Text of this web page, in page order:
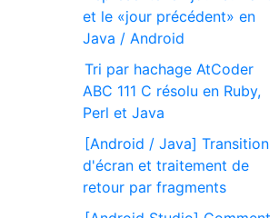
et le «jour précédent» en
Java / Android
Tri par hachage AtCoder
ABC 111 C résolu en Ruby,
Perl et Java
[Android / Java] Transition
d'écran et traitement de
retour par fragments